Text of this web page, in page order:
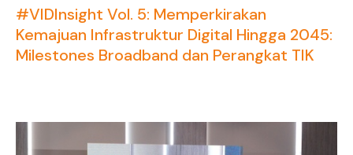
#VIDInsight Vol. 5: Memperkirakan
Kemajuan Infrastruktur Digital Hingga 2045:
Milestones Broadband dan Perangkat TIK